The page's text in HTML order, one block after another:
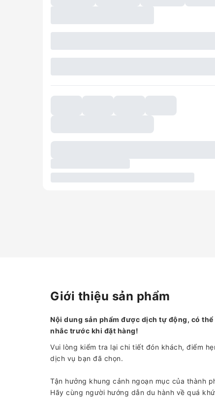
Giới thiệu sản phẩm
Nội dung sản phẩm được dịch tự động, có
nhắc trước khi đặt hàng!
Vui lòng kiểm tra lại chi tiết đón khách, điểm
dịch vụ bạn đã chọn.
Tận hưởng khung cảnh ngoạn mục của thành
Hãy cùng người hướng dẫn du hành về quá